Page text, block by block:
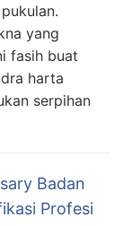
yang
fasih buat
harta
serpihan
Badan
Profesi